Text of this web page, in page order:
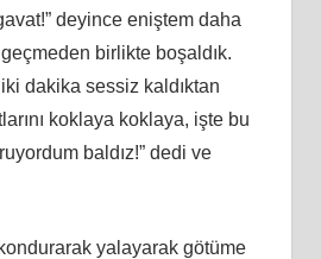
deyince eniştem daha
birlikte boşaldık.
iki dakika sessiz kaldıktan
koklaya koklaya, işte bu
baldız!” dedi ve
yalayarak götüme